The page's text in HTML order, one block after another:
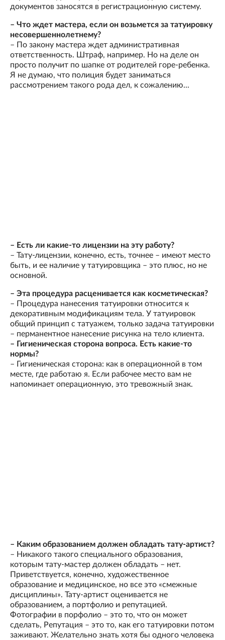
документов заносятся в регистрационную систему.
– Что ждет мастера, если он возьмется за татуировку
несовершеннолетнему?
– По закону мастера ждет административная
ответственность. Штраф, например. Но на деле он
просто получит по шапке от родителей горе-ребенка.
Я не думаю, что полиция будет заниматься
рассмотрением такого рода дел, к сожалению...
– Есть ли какие-то лицензии на эту работу?
– Тату-лицензии, конечно, есть, точнее – имеют место
быть, и ее наличие у татуировщика – это плюс, но не
основной.
– Эта процедура расценивается как косметическая?
– Процедура нанесения татуировки относится к
декоративным модификациям тела. У татуировок
общий принцип с татуажем, только задача татуировки
– перманентное нанесение рисунка на тело клиента.
– Гигиеническая сторона вопроса. Есть какие-то
нормы?
– Гигиеническая сторона: как в операционной в том
месте, где работаю я. Если рабочее место вам не
напоминает операционную, это тревожный знак.
– Каким образованием должен обладать тату-артист?
– Никакого такого специального образования,
которым тату-мастер должен обладать – нет.
Приветствуется, конечно, художественное
образование и медицинское, но все это «смежные
дисциплины». Тату-артист оценивается не
образованием, а портфолио и репутацией.
Фотографии в порфолио – это то, что он может
сделать, Репутация – это то, как его татуировки потом
заживают. Желательно знать хотя бы одного человека